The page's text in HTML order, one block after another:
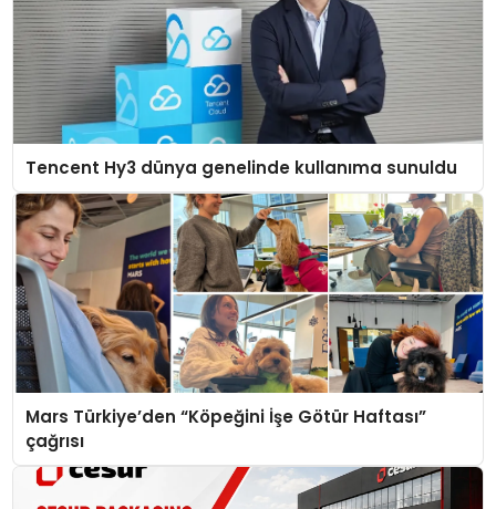
Tencent Hy3 dünya genelinde kullanıma sunuldu
Mars Türkiye’den “Köpeğini İşe Götür Haftası”
çağrısı